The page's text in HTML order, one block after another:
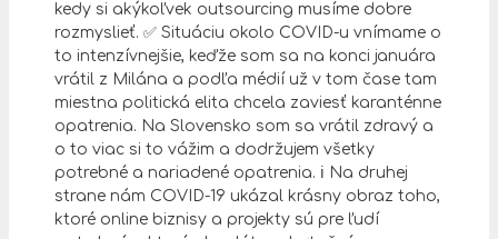
kedy si akýkoľvek outsourcing musíme dobre
rozmyslieť. ✅ Situáciu okolo COVID-u vnímame o
to intenzívnejšie, keďže som sa na konci januára
vrátil z Milána a podľa médií už v tom čase tam
miestna politická elita chcela zaviesť karanténne
opatrenia. Na Slovensko som sa vrátil zdravý a
o to viac si to vážim a dodržujem všetky
potrebné a nariadené opatrenia. ℹ Na druhej
strane nám COVID-19 ukázal krásny obraz toho,
ktoré online biznisy a projekty sú pre ľudí